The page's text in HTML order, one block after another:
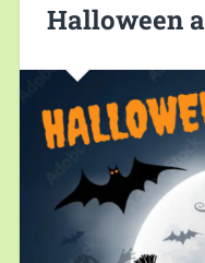
Halloween